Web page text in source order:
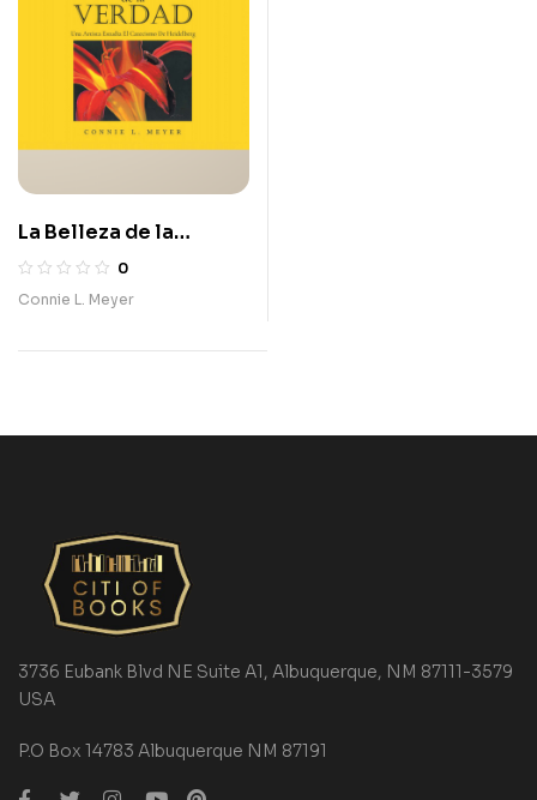
La Belleza de la
Verdad
0
Connie L. Meyer
3736 Eubank Blvd NE Suite A1, Albuquerque, NM 87111-3579
USA
P.O Box 14783 Albuquerque NM 87191